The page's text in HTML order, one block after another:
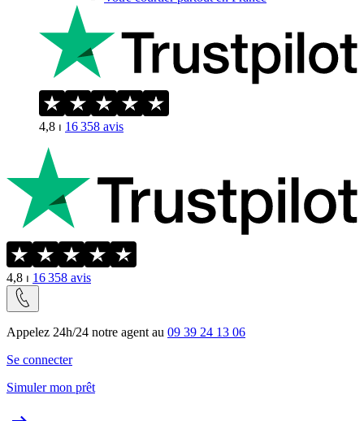
4,8 ⏐ 16 358 avis
4,8 ⏐ 16 358 avis
Appelez 24h/24 notre agent au 09 39 24 13 06
Se connecter
Simuler mon prêt